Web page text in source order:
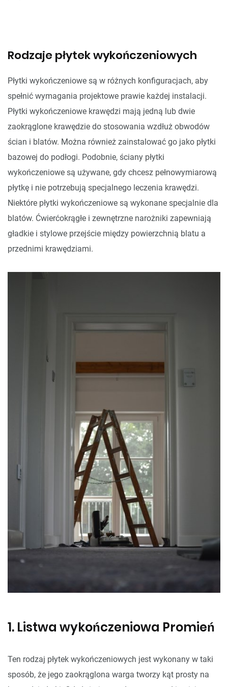
Rodzaje płytek wykończeniowych
Płytki wykończeniowe są w różnych konfiguracjach, aby
spełnić wymagania projektowe prawie każdej instalacji.
Płytki wykończeniowe krawędzi mają jedną lub dwie
zaokrąglone krawędzie do stosowania wzdłuż obwodów
ścian i blatów. Można również zainstalować go jako płytki
bazowej do podłogi. Podobnie, ściany płytki
wykończeniowe są używane, gdy chcesz pełnowymiarową
płytkę i nie potrzebują specjalnego leczenia krawędzi.
Niektóre płytki wykończeniowe są wykonane specjalnie dla
blatów. Ćwierćokrągłe i zewnętrzne narożniki zapewniają
gładkie i stylowe przejście między powierzchnią blatu a
przednimi krawędziami.
1. Listwa wykończeniowa Promień
Ten rodzaj płytek wykończeniowych jest wykonany w taki
sposób, że jego zaokrąglona warga tworzy kąt prosty na